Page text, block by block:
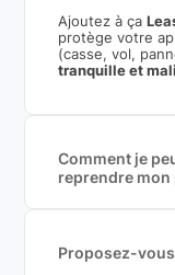
Ajoutez à ça
protège votre
(casse, vol,
tranquille et
Comment je
reprendre
garantir le
sommes
Proposez-